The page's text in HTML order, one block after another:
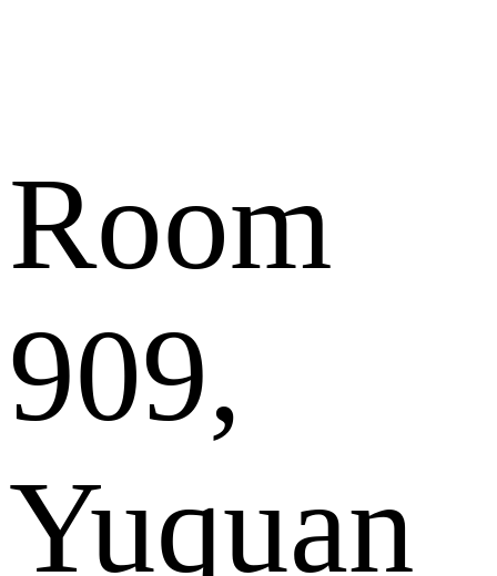
Room
909,
Yuquan